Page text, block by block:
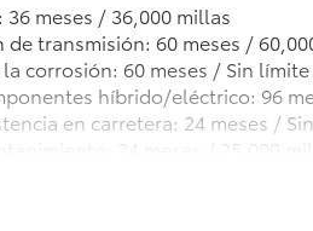
meses / 36,000 millas
de transmisión: 60 meses /
corrosión: 60 meses / Sin
híbrido/eléctrico: 96
en carretera: 24 meses /
24 meses / 25,000